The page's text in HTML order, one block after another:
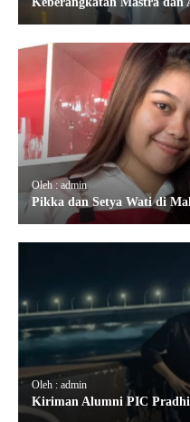
Oleh : admin
Pikka dan Setya Wati di
Oleh : admin
Kiriman Alumni PIC